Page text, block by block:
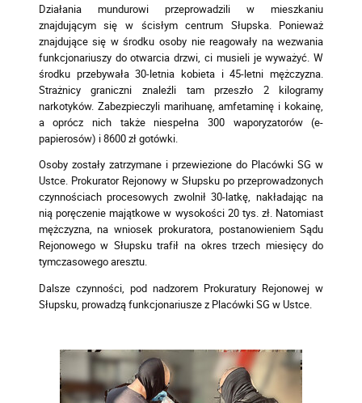
Działania mundurowi przeprowadzili w mieszkaniu
znajdującym się w ścisłym centrum Słupska. Ponieważ
znajdujące się w środku osoby nie reagowały na wezwania
funkcjonariuszy do otwarcia drzwi, ci musieli je wyważyć. W
środku przebywała 30-letnia kobieta i 45-letni mężczyzna.
Strażnicy graniczni znaleźli tam przeszło 2 kilogramy
narkotyków. Zabezpieczyli marihuanę, amfetaminę i kokainę,
a oprócz nich także niespełna 300 waporyzatorów (e-
papierosów) i 8600 zł gotówki.
Osoby zostały zatrzymane i przewiezione do Placówki SG w
Ustce. Prokurator Rejonowy w Słupsku po przeprowadzonych
czynnościach procesowych zwolnił 30-latkę, nakładając na
nią poręczenie majątkowe w wysokości 20 tys. zł. Natomiast
mężczyzna, na wniosek prokuratora, postanowieniem Sądu
Rejonowego w Słupsku trafił na okres trzech miesięcy do
tymczasowego aresztu.
Dalsze czynności, pod nadzorem Prokuratury Rejonowej w
Słupsku, prowadzą funkcjonariusze z Placówki SG w Ustce.